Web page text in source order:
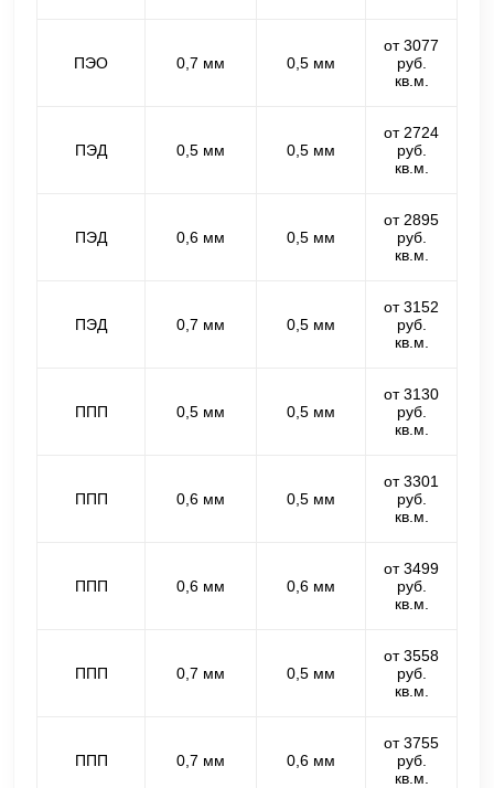
ПЭО 0,7 мм 0,5 мм
от 3077
руб.
кв.м.
ПЭД 0,5 мм 0,5 мм
от 2724
руб.
кв.м.
ПЭД 0,6 мм 0,5 мм
от 2895
руб.
кв.м.
ПЭД 0,7 мм 0,5 мм
от 3152
руб.
кв.м.
ППП 0,5 мм 0,5 мм
от 3130
руб.
кв.м.
ППП 0,6 мм 0,5 мм
от 3301
руб.
кв.м.
ППП 0,6 мм 0,6 мм
от 3499
руб.
кв.м.
ППП 0,7 мм 0,5 мм
от 3558
руб.
кв.м.
ППП 0,7 мм 0,6 мм
от 3755
руб.
кв.м.